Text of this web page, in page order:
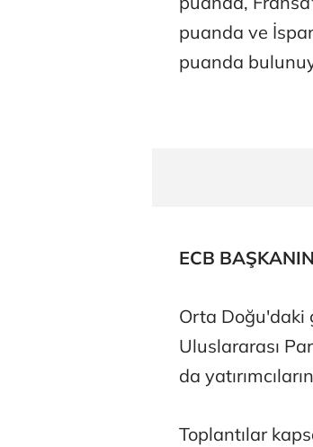
puanda ve
puanda
ECB
Orta Doğu'daki
Uluslararası
da
Toplantılar